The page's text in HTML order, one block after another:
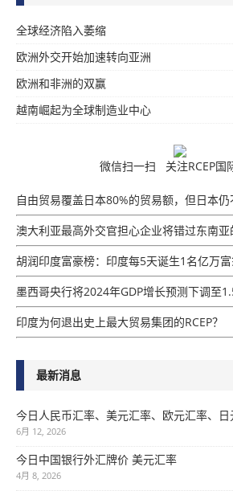
全球经济陷入萎缩
欧洲外交开始加速转向亚洲
欧洲和非洲的双赢
越南崛起为全球制造业中心
微信扫一扫 关注RCEP国
自由贸易覆盖日本80%的贸易额，但日本仍
澳大利亚最高外交官担心企业将错过东南亚
胡润印度富豪榜：印度每5天诞生1名亿万
墨西哥央行将2024年GDP增​​长预测下调至
印度为何退出史上最大贸易集团的RCEP？
最新消息
今日人民币汇率、美元汇率、欧元汇率、
6月 12, 2026
今日中国银行外汇牌价 美元汇率
4月 8, 2026